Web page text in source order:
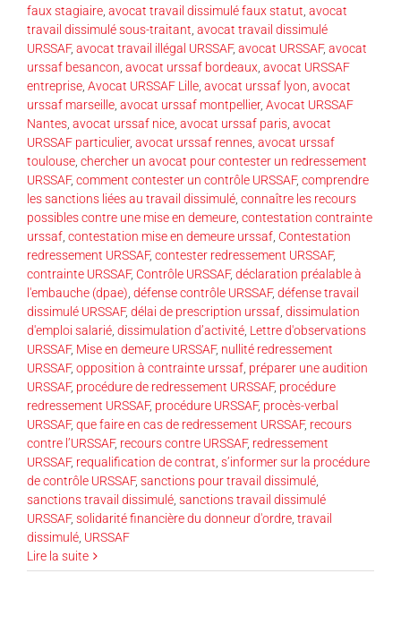
faux stagiaire avocat travail dissimulé faux statut avocat
travail dissimulé sous-traitant avocat travail dissimulé
URSSAF, avocat travail illégal URSSAF, avocat URSSAF, avocat
urssaf besancon avocat urssaf bordeaux avocat URSSAF
entreprise Avocat URSSAF Lille avocat urssaf lyon avocat
urssaf marseille avocat urssaf montpellier, Avocat URSSAF
Nantes avocat urssaf nice avocat urssaf paris avocat
URSSAF particulier, avocat urssaf rennes avocat urssaf
toulouse chercher un avocat pour contester un redressement
URSSAF, comment contester un contrôle URSSAF, comprendre
les sanctions liées au travail dissimulé connaître les recours
possibles contre une mise en demeure contestation contrainte
urssaf contestation mise en demeure urssaf Contestation
redressement URSSAF, contester redressement URSSAF,
contrainte URSSAF, Contrôle URSSAF, déclaration préalable à
l'embauche (dpae) défense contrôle URSSAF, défense travail
dissimulé URSSAF, délai de prescription urssaf dissimulation
d'emploi salarié dissimulation d’activité Lettre d'observations
URSSAF, Mise en demeure URSSAF, nullité redressement
URSSAF, opposition à contrainte urssaf préparer une audition
URSSAF, procédure de redressement URSSAF, procédure
redressement URSSAF, procédure URSSAF, procès-verbal
URSSAF, que faire en cas de redressement URSSAF, recours
contre l’URSSAF, recours contre URSSAF, redressement
URSSAF, requalification de contrat s’informer sur la procédure
de contrôle URSSAF, sanctions pour travail dissimulé
sanctions travail dissimulé sanctions travail dissimulé
URSSAF, solidarité financière du donneur d'ordre travail
dissimulé URSSAF
Lire la suite